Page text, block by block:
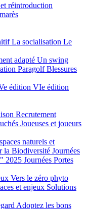
réintroduction
La socialisation Le
adapté Un swing
ParagolfBlessures
édition VIe édition
Recrutement
Joueuses et joueurs
naturels et
la Biodiversité Journées
2025 Journées Portes
Vers le zéro phyto
et enjeux Solutions
Adoptez les bons